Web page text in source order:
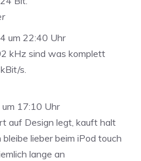
um 22:40 Uhr
kHz sind was komplett
s.
17:10 Uhr
auf Design legt, kauft halt
bleibe lieber beim iPod touch
lange an